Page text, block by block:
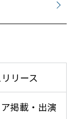
リース
掲載・出演